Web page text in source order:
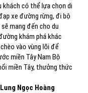
khách có thể lựa chọn di
xe đường rừng, đi bộ
mang đến cho du
khám phá khác
vào vùng lõi để
miền Tây Nam Bộ
miền Tây, thưởng thức
Ngọc Hoàng